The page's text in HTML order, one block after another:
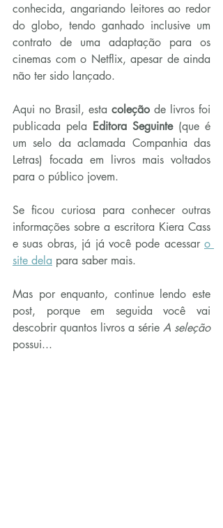
conhecida, angariando leitores ao redor
do globo, tendo ganhado inclusive um
contrato de uma adaptação para os
cinemas com o Netflix, apesar de ainda
não ter sido lançado.
Aqui no Brasil, esta coleção de livros foi
publicada pela Editora Seguinte (que é
um selo da aclamada Companhia das
Letras) focada em livros mais voltados
para o público jovem.
Se ficou curiosa para conhecer outras
informações sobre a escritora Kiera Cass
e suas obras, já já você pode acessar o
site dela para saber mais.
Mas por enquanto, continue lendo este
post, porque em seguida você vai
descobrir quantos livros a série
A seleção
possui...